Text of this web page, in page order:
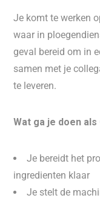
Je komt te werken
waar in
geval bereid om in
samen met je
te leveren.
Wat ga je doen
Je bereidt het
ingredienten klaar
Je stelt de